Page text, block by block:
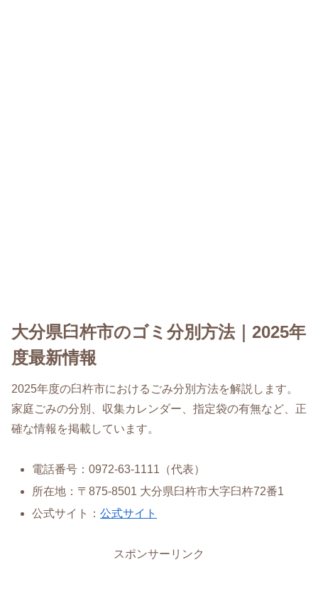
大分県臼杵市のゴミ分別方法｜2025年
度最新情報
2025年度の臼杵市におけるごみ分別方法を解説します。
家庭ごみの分別、収集カレンダー、指定袋の有無など、正
確な情報を掲載しています。
電話番号：0972-63-1111（代表）
所在地：〒875-8501 大分県臼杵市大字臼杵72番1
公式サイト：公式サイト
スポンサーリンク